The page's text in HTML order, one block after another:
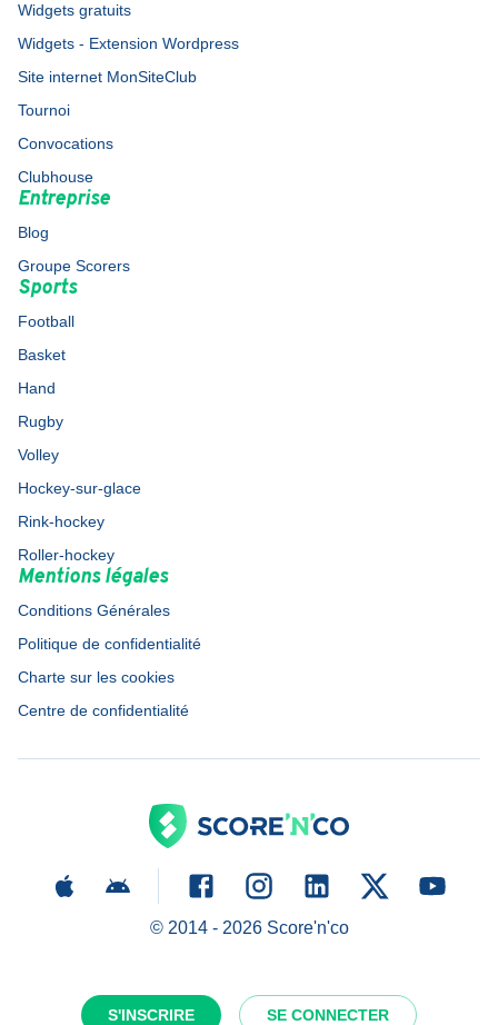
S'INSCRIRE SE CONNECTER
Widgets gratuits
Widgets - Extension Wordpress
Site internet MonSiteClub
Tournoi
Convocations
Clubhouse
Entreprise
Blog
Groupe Scorers
Sports
Football
Basket
Hand
Rugby
Volley
Hockey-sur-glace
Rink-hockey
Roller-hockey
Mentions légales
Conditions Générales
Politique de confidentialité
Charte sur les cookies
Centre de confidentialité
© 2014 - 2026Score'n'co